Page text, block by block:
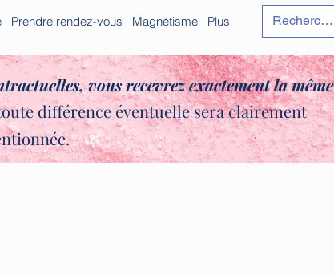
Prendre rendez-vous Magnétisme Plus
vous recevrez exactement la même
différence éventuelle sera clairement
✨🌿